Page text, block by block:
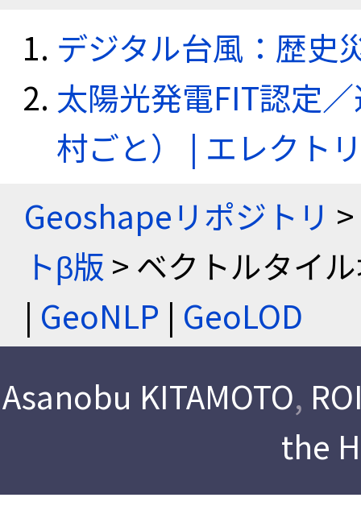
デジタル台風：歴史
太陽光発電FIT認定
村ごと） | エレクト
Geoshapeリポジトリ >
トβ版 > ベクトルタイ
| GeoNLP | GeoLOD
Asanobu KITAMOTO,
the